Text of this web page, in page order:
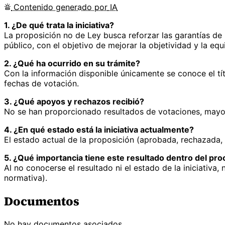
Contenido generado por IA
1. ¿De qué trata la iniciativa?
La proposición no de Ley busca reforzar las garantías
público, con el objetivo de mejorar la objetividad y la
2. ¿Qué ha ocurrido en su trámite?
Con la información disponible únicamente se conoce el
fechas de votación.
3. ¿Qué apoyos y rechazos recibió?
No se han proporcionado resultados de votaciones,
4. ¿En qué estado está la iniciativa actualmente?
El estado actual de la proposición (aprobada,
5. ¿Qué importancia tiene este resultado dentro del
Al no conocerse el resultado ni el estado de la
normativa).
Documentos